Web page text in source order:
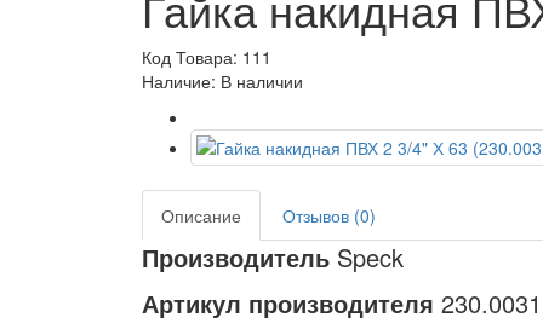
Код Товара: 111
Наличие: В наличии
Описание Отзывов (0)
Производитель Speck
Артикул производителя